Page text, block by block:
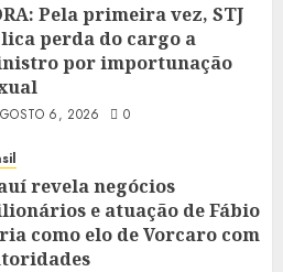
Pela primeira vez, STJ
perda do cargo a
por importunação
6, 2026 0
revela negócios
e atuação de Fábio
como elo de Vorcaro com